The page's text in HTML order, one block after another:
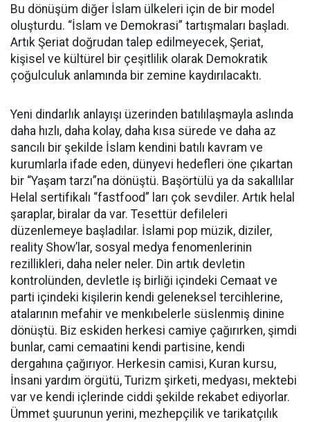
Bu dönüşüm diğer İslam ülkeleri için de bir model
oluşturdu. “İslam ve Demokrasi” tartışmaları başladı.
Artık Şeriat doğrudan talep edilmeyecek, Şeriat,
kişisel ve kültürel bir çeşitlilik olarak Demokratik
çoğulculuk anlamında bir zemine kaydırılacaktı.
Yeni dindarlık anlayışı üzerinden batılılaşmayla aslında
daha hızlı, daha kolay, daha kısa sürede ve daha az
sancılı bir şekilde İslam kendini batılı kavram ve
kurumlarla ifade eden, dünyevi hedefleri öne çıkartan
bir “Yaşam tarzı”na dönüştü. Başörtülü ya da sakallılar
Helal sertifikalı “fastfood” ları çok sevdiler. Artık helal
şaraplar, biralar da var. Tesettür defileleri
düzenlemeye başladılar. İslami pop müzik, diziler,
reality Show’lar, sosyal medya fenomenlerinin
rezillikleri, daha neler neler. Din artık devletin
kontrolünden, devletle iş birliği içindeki Cemaat ve
parti içindeki kişilerin kendi geleneksel tercihlerine,
atalarının mefahir ve menkıbelerle süslenmiş dinine
dönüştü. Biz eskiden herkesi camiye çağırırken, şimdi
bunlar, cami cemaatini kendi partisine, kendi
dergahına çağırıyor. Herkesin camisi, Kuran kursu,
İnsani yardım örgütü, Turizm şirketi, medyası, mektebi
var ve kendi içlerinde ciddi şekilde rekabet ediyorlar.
Ümmet şuurunun yerini, mezhepçilik ve tarikatçılık